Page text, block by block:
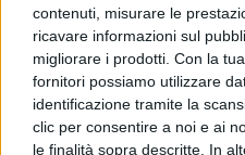
contenuti, misurare le
ricavare informazioni sul
migliorare i prodotti. Con la
fornitori possiamo utilizzare
identificazione tramite la
clic per consentire a noi e ai
le finalità sopra descritte. In
ULTIME
Cercola, CDU contro la
beni comuni